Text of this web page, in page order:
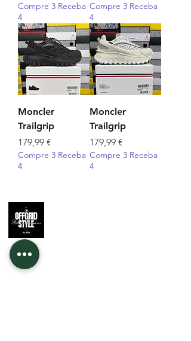
Compre 3 Receba
4
Compre 3 Receba
4
Moncler
Trailgrip
Preço
179,99 €
Compre 3 Receba
4
Moncler
Trailgrip
Preço
179,99 €
Compre 3 Receba
4
Apoio ao
Cliente